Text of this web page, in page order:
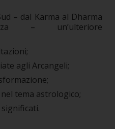
– dal Karma al Dharma
– un’ulteriore
agli Arcangeli;
tema astrologico;